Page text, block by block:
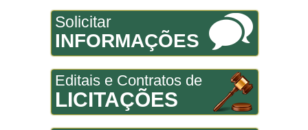
Solicitar
INFORMAÇÕES
Editais e Contratos de
LICITAÇÕES